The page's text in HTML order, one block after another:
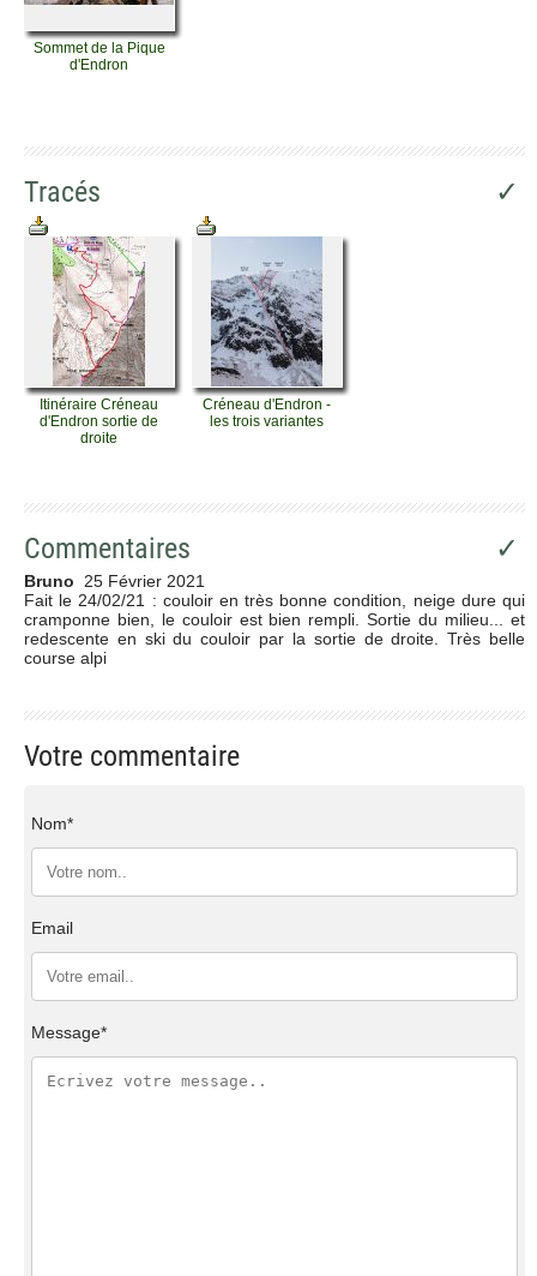
Sommet de la Pique
d'Endron
Tracés ✓
Itinéraire Créneau
d'Endron sortie de
droite
Créneau d'Endron -
les trois variantes
Commentaires ✓
Bruno
25 Février 2021
Fait le 24/02/21 : couloir en très bonne condition, neige dure qui
cramponne bien, le couloir est bien rempli. Sortie du milieu... et
redescente en ski du couloir par la sortie de droite. Très belle
course alpi
Votre commentaire
Nom*
Email
Message*